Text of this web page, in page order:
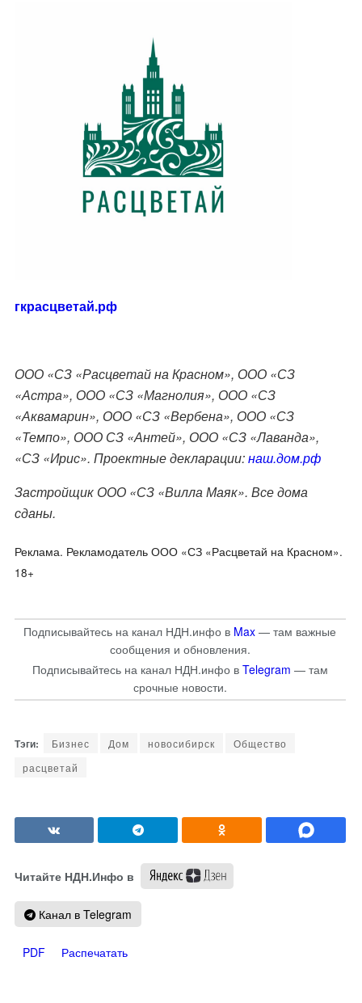
гкрасцветай.рф
ООО «СЗ «Расцветай на Красном», ООО «СЗ
«Астра», ООО «СЗ «Магнолия», ООО «СЗ
«Аквамарин», ООО «СЗ «Вербена», ООО «СЗ
«Темпо», ООО СЗ «Антей», ООО «СЗ «Лаванда»,
«СЗ «Ирис». Проектные декларации:наш.дом.рф
Застройщик ООО «СЗ «Вилла Маяк». Все дома
сданы.
Реклама. Рекламодатель ООО «СЗ «Расцветай на Красном».
18+
Подписывайтесь на канал НДН.инфо в Max — там важные
сообщения и обновления.
Подписывайтесь на канал НДН.инфо в Telegram — там
срочные новости.
Бизнес Дом новосибирск
Общество
расцветай
Читайте НДН.Инфо в
Канал в Telegram
PDF Распечатать